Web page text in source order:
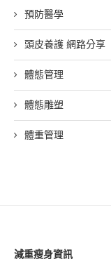
預防醫學
頭皮養護 網路分享
體態管理
體態雕塑
體重管理
減重瘦身資訊